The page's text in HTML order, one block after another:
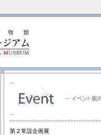
第２常設企画展